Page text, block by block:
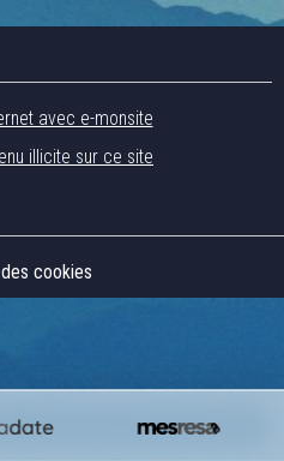
avec e-monsite
illicite sur ce site
cookies